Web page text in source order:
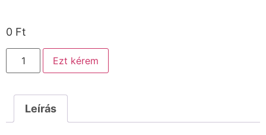
0 Ft
Ezt kérem
Leírás